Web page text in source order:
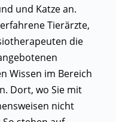
und Katze an.
Tierärzte,
die
Wissen im Bereich
Dort, wo Sie mit
nicht